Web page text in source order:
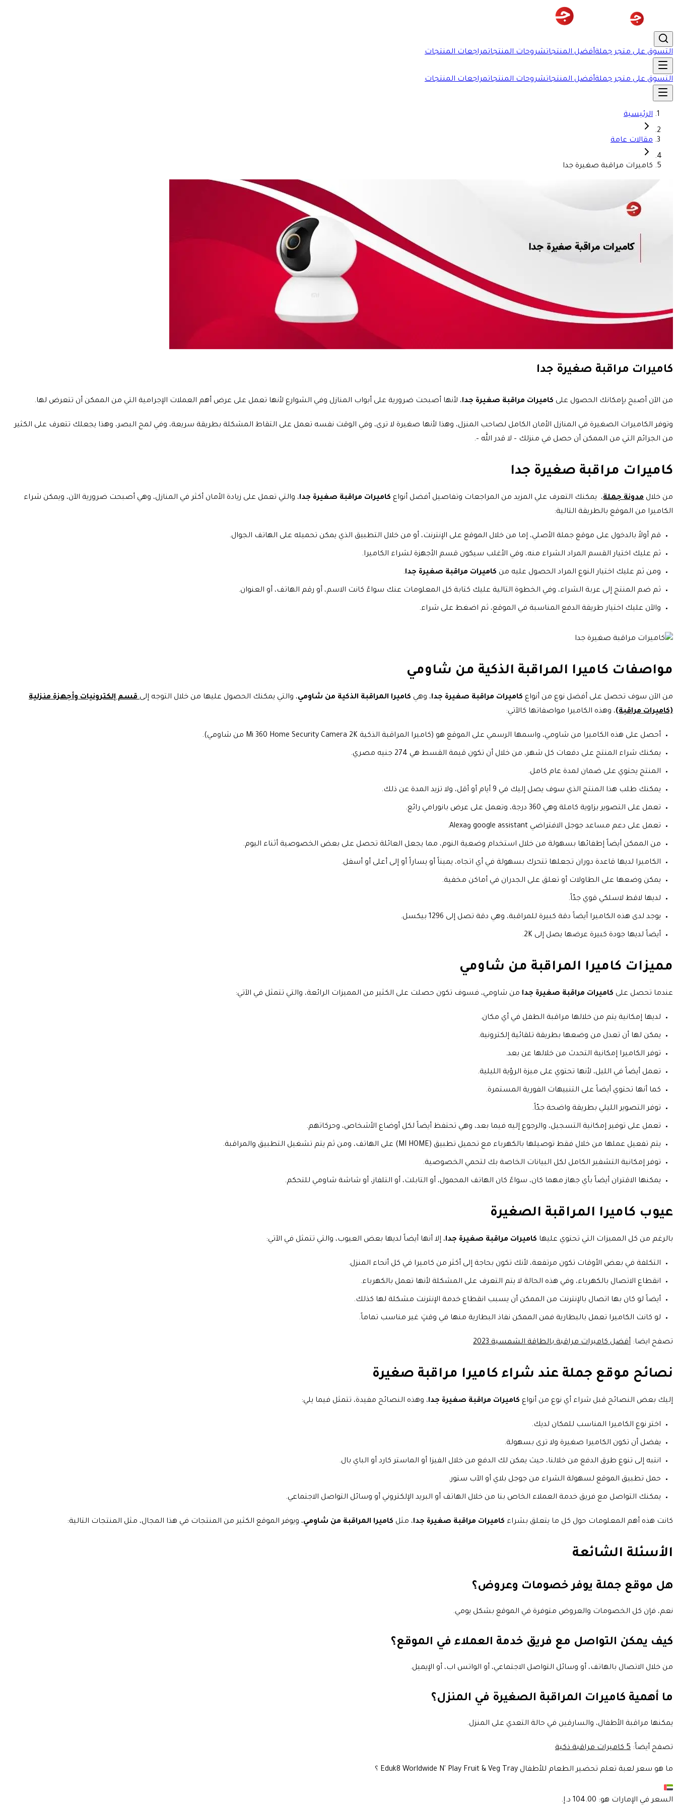
التسوق على متجر جملةأفضل المنتجاتشروحات المنتجاتمراجعات المنتجات
التسوق على متجر جملةأفضل المنتجاتشروحات المنتجاتمراجعات المنتجات
الرئيسية
مقالات عامة
كاميرات مراقبة صغيرة جدا
كاميرات مراقبة صغيرة جدا
من الآن أصبح بإمكانك الحصول على كاميرات مراقبة صغيرة جدا، لأنها أصبحت ضرورية على أبواب المنازل وفي الشوارع لأنها تعمل على عرض أهم العملات الإجرامية التي من الممكن أن تتعرض لها.
وتوفر الكاميرات الصغيرة في المنازل الأمان الكامل لصاحب المنزل، وهذا لأنها صغيرة لا ترى، وفي الوقت نفسه تعمل على التقاط المشكلة بطريقة سريعة، وفي لمح البصر، وهذا يجعلك تتعرف على الكثير
من الجرائم التي من الممكن أن حصل في منزلك – لا قدر الله –.
كاميرات مراقبة صغيرة جدا
من خلال مدونة جملة، يمكنك التعرف علي المزيد من المراجعات وتفاصيل أفضل أنواع كاميرات مراقبة صغيرة جدا، والتي تعمل على زيادة الأمان أكثر في المنازل، وهي أصبحت ضرورية الآن، ويمكن شراء
الكاميرا من الموقع بالطريقة التالية:
قم أولاً بالدخول على موقع جملة الأصلي، إما من خلال الموقع على الإنترنت، أو من خلال التطبيق الذي يمكن تحميله على الهاتف الجوال.
ثم عليك اختيار القسم المراد الشراء منه، وفي الأغلب سيكون قسم الأجهزة لشراء الكاميرا.
ومن ثم عليك اختيار النوع المراد الحصول عليه من كاميرات مراقبة صغيرة جدا.
ثم ضم المنتج إلى عربة الشراء، وفي الخطوة التالية عليك كتابة كل المعلومات عنك سواءً كانت الاسم، أو رقم الهاتف، أو العنوان.
والآن عليك اختيار طريقة الدفع المناسبة في الموقع، ثم اضغط على شراء.
مواصفات كاميرا المراقبة الذكية من شاومي
من الآن سوف تحصل على أفضل نوع من أنواع كاميرات مراقبة صغيرة جدا، وهي كاميرا المراقبة الذكية من شاومي، والتي يمكنك الحصول عليها من خلال التوجه إلى قسم إلكترونيات وأجهزة منزلية
(كاميرات مراقبة)، وهذه الكاميرا مواصفاتها كالآتي:
أحصل على هذه الكاميرا من شاومي، واسمها الرسمي على الموقع هو (كاميرا المراقبة الذكية Mi 360 Home Security Camera 2K من شاومي).
يمكنك شراء المنتج على دفعات كل شهر، من خلال أن تكون قيمة القسط هي 274 جنيه مصري.
المنتج يحتوي على ضمان لمدة عام كامل.
يمكنك طلب هذا المنتج الذي سوف يصل إليك في 9 أيام أو أقل، ولا تزيد المدة عن ذلك.
تعمل على التصوير بزاوية كاملة وهي 360 درجة، وتعمل على عرض بانورامي رائع.
تعمل على دعم مساعد جوجل الافتراضي google assistant وAlexa.
من الممكن أيضاً إطفائها بسهولة من خلال استخدام وضعية النوم، مما يجعل العائلة تحصل على بعض الخصوصية أثناء اليوم.
الكاميرا لديها قاعدة دوران تجعلها تتحرك بسهولة في أي اتجاه، يميناً أو يساراً أو إلى أعلى أو أسفل.
يمكن وضعها على الطاولات أو تعلق على الجدران في أماكن مخفية.
لديها لاقط لاسلكي قوي جدّاً.
يوجد لدى هذه الكاميرا أيضاً دقة كبيرة للمراقبة، وهي دقة تصل إلى 1296 بيكسل.
أيضاً لديها جودة كبيرة عرضها يصل إلى 2K.
مميزات كاميرا المراقبة من شاومي
عندما تحصل على كاميرات مراقبة صغيرة جدا من شاومي، فسوف تكون حصلت على الكثير من المميزات الرائعة، والتي تتمثل في الآتي:
لديها إمكانية يتم من خلالها مراقبة الطفل في أي مكان.
يمكن لها أن تعدل من وضعها بطريقة تلقائية إلكترونية.
توفر الكاميرا إمكانية التحدث من خلالها عن بعد.
تعمل أيضاً في الليل، لأنها تحتوي على ميزة الرؤية الليلية.
كما أنها تحتوي أيضاً على التنبيهات الفورية المستمرة.
توفر التصوير الليلي بطريقة واضحة جدّاً.
تعمل على توفير إمكانية التسجيل، والرجوع إليه فيما بعد، وهي تحتفظ أيضاً لكل أوضاع الأشخاص، وحركاتهم.
يتم تفعيل عملها من خلال فقط توصيلها بالكهرباء مع تحميل تطبيق (MI HOME) على الهاتف، ومن ثم يتم تشغيل التطبيق والمراقبة.
توفر إمكانية التشفير الكامل لكل البيانات الخاصة بك لتحمي الخصوصية.
يمكنها الاقتران أيضاً بأي جهاز مهما كان، سواءً كان الهاتف المحمول، أو التابلت، أو التلفاز، أو شاشة شاومي للتحكم.
عيوب كاميرا المراقبة الصغيرة
بالرغم من كل المميزات التي تحتوي عليها كاميرات مراقبة صغيرة جدا، إلا أنها أيضاً لديها بعض العيوب، والتي تتمثل في الآتي:
التكلفة في بعض الأوقات تكون مرتفعة، لأنك تكون بحاجة إلى أكثر من كاميرا في كل أنحاء المنزل.
انقطاع الاتصال بالكهرباء، وفي هذه الحالة لا يتم التعرف على المشكلة لأنها تعمل بالكهرباء.
أيضاً لو كان بها اتصال بالإنترنت من الممكن أن يسبب انقطاع خدمة الإنترنت مشكلة لها كذلك.
لو كانت الكاميرا تعمل بالبطارية فمن الممكن نفاذ البطارية منها في وقتٍ غير مناسب تماماً.
تصفح ايضا: أفضل كاميرات مراقبة بالطاقة الشمسية 2023
نصائح موقع جملة عند شراء كاميرا مراقبة صغيرة
إليك بعض النصائح قبل شراء أي نوع من أنواع كاميرات مراقبة صغيرة جدا، وهذه النصائح مفيدة، تتمثل فيما يلي:
اختر نوع الكاميرا المناسب للمكان لديك.
يفضل أن تكون الكاميرا صغيرة ولا ترى بسهولة.
انتبه إلى تنوع طرق الدفع من خلالنا، حيث يمكن لك الدفع من خلال الفيزا أو الماستر كارد أو الباي بال.
حمل تطبيق الموقع لسهولة الشراء من جوجل بلاي أو الآب ستور.
يمكنك التواصل مع فريق خدمة العملاء الخاص بنا من خلال الهاتف أو البريد الإلكتروني أو وسائل التواصل الاجتماعي.
كانت هذه أهم المعلومات حول كل ما يتعلق بشراء كاميرات مراقبة صغيرة جدا، مثل كاميرا المراقبة من شاومي، ويوفر الموقع الكثير من المنتجات في هذا المجال، مثل المنتجات التالية:
الأسئلة الشائعة
هل موقع جملة يوفر خصومات وعروض؟
نعم، فإن كل الخصومات والعروض متوفرة في الموقع بشكل يومي.
كيف يمكن التواصل مع فريق خدمة العملاء في الموقع؟
من خلال الاتصال بالهاتف، أو وسائل التواصل الاجتماعي، أو الواتس اب، أو الإيميل.
ما أهمية كاميرات المراقبة الصغيرة في المنزل؟
يمكنها مراقبة الأطفال، والسارقين في حالة التعدي على المنزل.
تصفح أيضاً: 5 كاميرات مراقبة ذكية
ما هو سعر لعبة تعلم تحضير الطعام للأطفال Eduk8 Worldwide N' Play Fruit & Veg Tray ؟
السعر في الإمارات هو: